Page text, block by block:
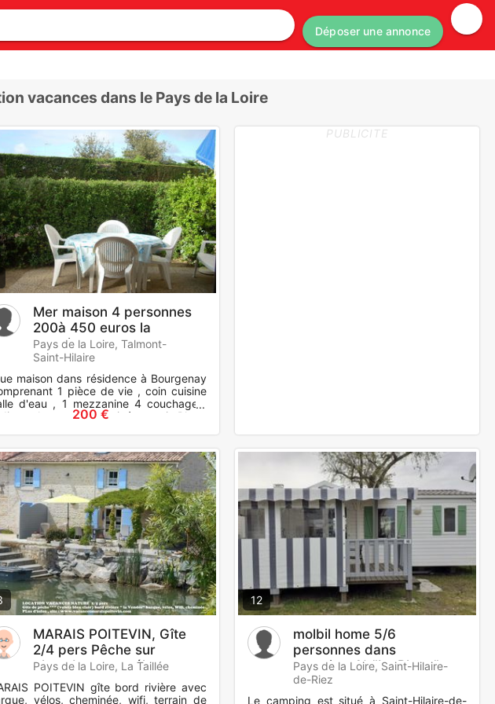
Déposer une annonce
vacances dans le Pays de la Loire
Mer maison 4 personnes
200à 450 euros la
semaine
Pays de la Loire, Talmont-
Saint-Hilaire
maison dans résidence à Bourgenay
1 pièce de vie , coin cuisine
d'eau , 1 mezzanine 4 couchages,
clos, parking privé gratuit Plage
200 €
PUBLICITE
MARAIS POITEVIN, Gîte
2/4 pers Pêche sur
place barque, vélos
Pays de la Loire, La Taillée
POITEVIN gîte bord rivière avec
vélos, cheminée, wifi, terrain de
12
molbil home 5/6
personnes dans
camping 4* "La Plage"
Pays de la Loire, Saint-Hilaire-
de-Riez
Le camping est situé à Saint-Hilaire-de-